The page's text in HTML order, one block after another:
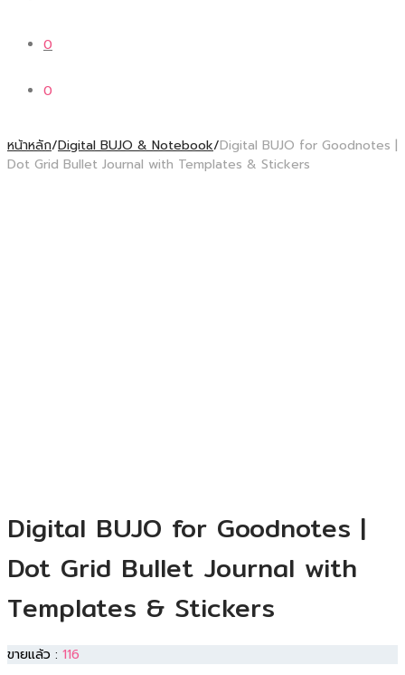
0
0
หน้าหลัก/Digital BUJO & Notebook/Digital BUJO for Goodnotes |
Dot Grid Bullet Journal with Templates & Stickers
Digital BUJO for Goodnotes |
Dot Grid Bullet Journal with
Templates & Stickers
ขายแล้ว : 116